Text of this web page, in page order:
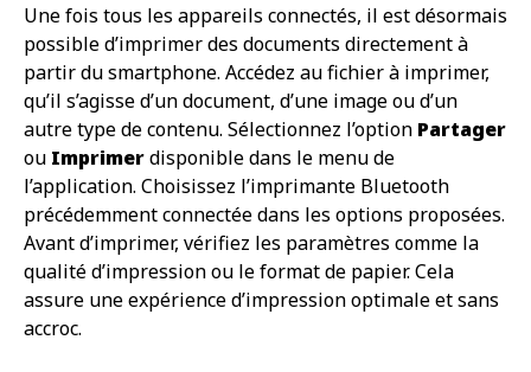
Une fois tous les appareils connectés, il est désormais
possible d’imprimer des documents directement à
partir du smartphone. Accédez au fichier à imprimer,
qu’il s’agisse d’un document, d’une image ou d’un
autre type de contenu. Sélectionnez l’option Partager
ou Imprimerdisponible dans le menu de
l’application. Choisissez l’imprimante Bluetooth
précédemment connectée dans les options proposées.
Avant d’imprimer, vérifiez les paramètres comme la
qualité d’impression ou le format de papier. Cela
assure une expérience d’impression optimale et sans
accroc.